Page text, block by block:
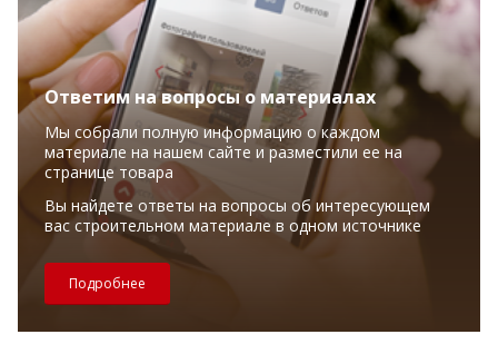
Ответим на вопросы о материалах
Мы собрали полную информацию о каждом
материале на нашем сайте и разместили ее на
странице товара
Вы найдете ответы на вопросы об интересующем
вас строительном материале в одном источнике
Подробнее